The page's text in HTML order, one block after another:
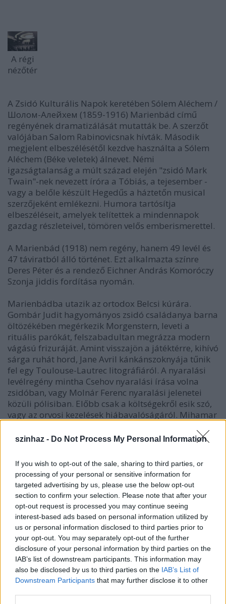
szinhaz - Do Not Process My Personal Information
If you wish to opt-out of the sale, sharing to third parties, or
processing of your personal or sensitive information for
targeted advertising by us, please use the below opt-out
section to confirm your selection. Please note that after your
opt-out request is processed you may continue seeing
interest-based ads based on personal information utilized by
us or personal information disclosed to third parties prior to
your opt-out. You may separately opt-out of the further
disclosure of your personal information by third parties on the
IAB’s list of downstream participants. This information may
also be disclosed by us to third parties on the IAB’s List of
Downstream Participants that may further disclose it to other
A régi
nézőtér
A Zsidó Kulturális Napok keretében Sólem Aléchem /
Шолом-Алейхем (1859-1916) Marienbád című
regényének dramatizálását mutatták be. A szerzőt
valójában Salom Rabinovicsnak hívták. Második
megjelent elbeszélésétől kezdve használta a Sólem
Aléchem (Béke veletek) álnevet. Némi
igazságtalanság a múlt század elején "zsidó Mark
Twain"-nek nevezett íróra a Tóbiás, a tejesember -
vagy a belőle készült Hegedűs a háztetőn musical
szerzőjeként emlékezni. Humora tartósítja
elbeszéléseit, amelyek telítettek a mindennapok
gazdag részleteivel, tömören velős emberismerettel.
A Marienbád (1918) nem regény, hanem 49 levél és
47 táviratból álló történet. Ezt alkalmazta színre
Deres Péter és a rendező Eichner András Komoróczy
Szonja jiddis fordítása nyomán.
Marienbádba utazik az ortodox Belcsi kúrára.
Gombár Judit hagyományos zsidó családanya barna
öltözékében megérkezik Morgenstern, leveti a
rituális parókát, felszabadultan megrázza modern
vágású frizuráját. Amint visszajön a játéktérre, kihívó
sárga ruhát hord, Jane Avril kánkánszoknyája tűnik
fel egy Toulouse-Lautrec litográfiáról. A nyaralási
levélregény mintha Csehov nyaralási írása volna
zsidóban, vagy Molnár Ferenc nyaralási jelenetei
közüli pólisiban. Előbb csak a költségekről esik szó,
vagy az orvosi kezelések hiábavalóságáról. Mihamar
ortodox kötöttségekből egy másik kultúra, erkölcs
asszonya után rohan rendet tenni. A dráma elmarad.
Zenés fináléban oldódnak fel a konfliktusok.
A hétköznapok bájjal felrakott apró részletei mögött
feszül a kibékíthetetlen dráma a vallási előírásokat
szigorral megtartó stetl, és a környező kultúra
között. A Marianbádban csakúgy, mint már New
Yorkban írott nagyregényében, a zsidó
vándorszínészek karriertörténetéről
(Vándorcsillagok).
Az előadás húzóneve Maia Morgenstern (1962), de